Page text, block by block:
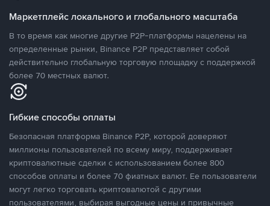
Маркетплейс локального и глобального масштаба
В то время как многие другие P2P-платформы нацелены на
определенные рынки, Binance P2P представляет собой
действительно глобальную торговую площадку с поддержкой
более 70 местных валют.
Гибкие способы оплаты
Безопасная платформа Binance P2P, которой доверяют
миллионы пользователей по всему миру, поддерживает
криптовалютные сделки с использованием более 800
способов оплаты и более 70 фиатных валют. Ее пользователи
могут легко торговать криптовалютой с другими
пользователями, выбирая выгодные цены и привычные